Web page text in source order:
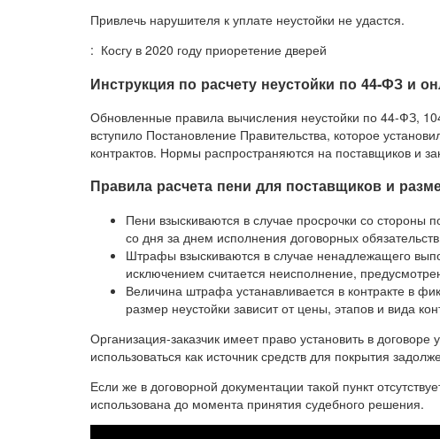
Привлечь нарушителя к уплате неустойки не удастся.
: Косгу в 2020 году приоретение дверей
Инструкция по расчету неустойки по 44-ФЗ и
Обновленные правила вычисления неустойки по 44-ФЗ,
вступило Постановление Правительства, которое
контрактов. Нормы распространяются на поставщиков и
Правила расчета пени для поставщиков и
Пени взыскиваются в случае просрочки со стороны
со дня за днем исполнения договорных
Штрафы взыскиваются в случае ненадлежащего
исключением считается неисполнение,
Величина штрафа устанавливается в контракте в
размер неустойки зависит от цены, этапов и вида
Организация-заказчик имеет право установить в
использоваться как источник средств для покрытия
Если же в договорной документации такой пункт
использована до момента принятия судебного решения.